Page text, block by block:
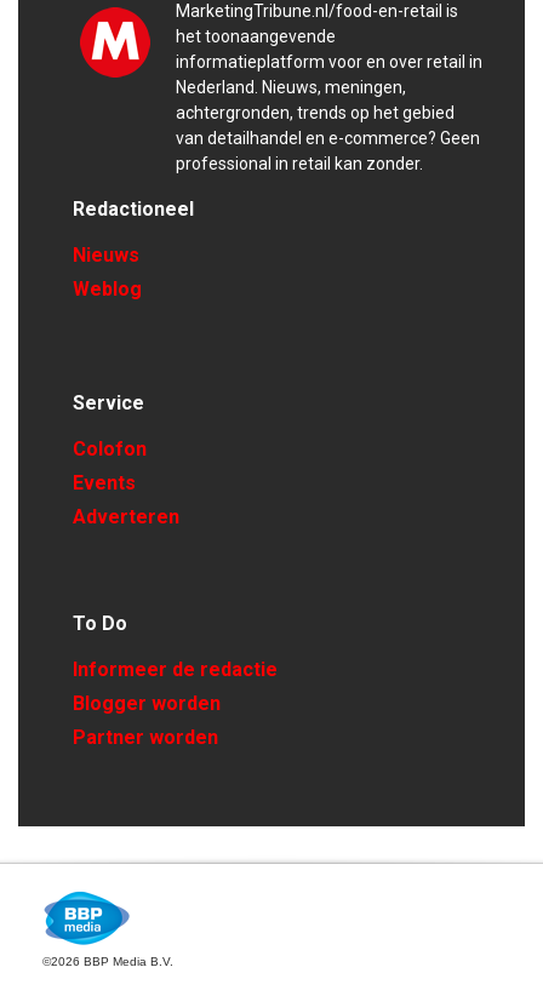
MarketingTribune.nl/food-en-retail is
het toonaangevende
informatieplatform voor en over retail in
Nederland. Nieuws, meningen,
achtergronden, trends op het gebied
van detailhandel en e-commerce? Geen
professional in retail kan zonder.
Redactioneel
Nieuws
Weblog
Service
Colofon
Events
Adverteren
To Do
Informeer de redactie
Blogger worden
Partner worden
©2026 BBP Media B.V.